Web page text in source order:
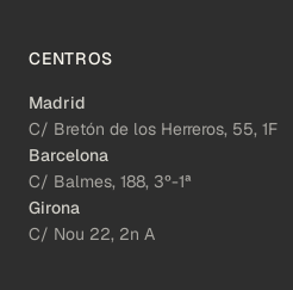
CENTROS
Madrid
C/ Bretón de los Herreros, 55, 1F
Barcelona
C/ Balmes, 188, 3º-1ª
Girona
C/ Nou 22, 2n A